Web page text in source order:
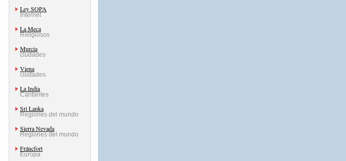
Ley SOPA
Internet
La Meca
Religiosos
Murcia
ciudades
Viena
ciudades
La India
Cantantes
Sri Lanka
Regiones del mundo
Sierra Nevada
Regiones del mundo
Fráncfort
Europa